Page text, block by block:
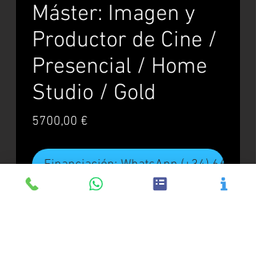
Máster: Imagen y
Productor de Cine /
Presencial / Home
Studio / Gold
5700,00 €
Financiación: WhatsApp (+34)